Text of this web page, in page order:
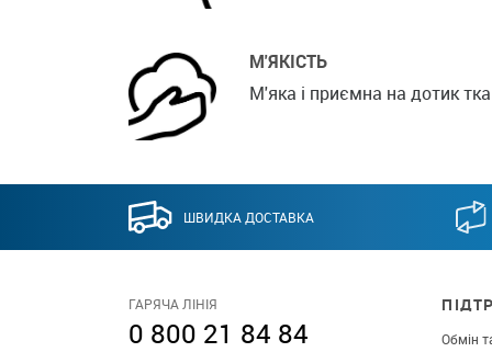
М'ЯКІСТЬ
М'яка і приємна на дотик
ШВИДКА ДОСТАВКА
ГАРЯЧА ЛІНІЯ
0 800 21 84 84
Обмін